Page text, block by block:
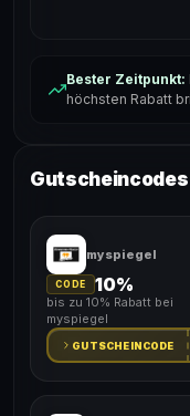
Bester Zeitpunkt:
höchsten Rabatt
myspiegel
CODE 10%
bis zu 10% Rabatt bei
myspiegel
GUTSCHEINCODE